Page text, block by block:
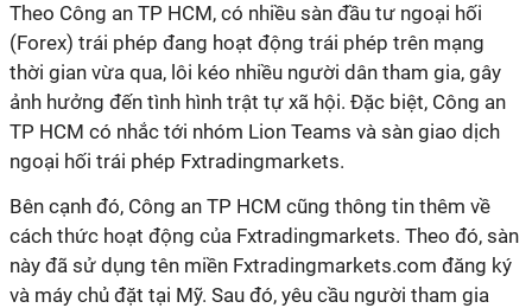
Theo Công an TP HCM, có nhiều sàn đầu tư ngoại hối
(Forex) trái phép đang hoạt động trái phép trên mạng
thời gian vừa qua, lôi kéo nhiều người dân tham gia, gây
ảnh hưởng đến tình hình trật tự xã hội. Đặc biệt, Công an
TP HCM có nhắc tới nhóm Lion Teams và sàn giao dịch
ngoại hối trái phép Fxtradingmarkets.
Bên cạnh đó, Công an TP HCM cũng thông tin thêm về
cách thức hoạt động của Fxtradingmarkets. Theo đó, sàn
này đã sử dụng tên miền Fxtradingmarkets.com đăng ký
và máy chủ đặt tại Mỹ. Sau đó, yêu cầu người tham gia